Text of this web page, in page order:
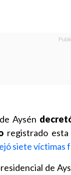
Aysén
registrado esta
siete víctimas
de